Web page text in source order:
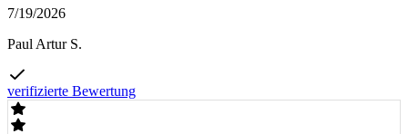
7/19/2026
Paul Artur S.
verifizierte Bewertung